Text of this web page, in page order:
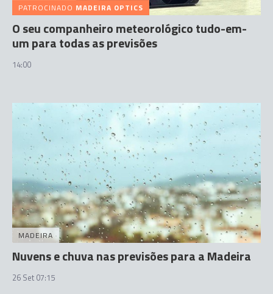
PATROCINADO MADEIRA OPTICS
O seu companheiro meteorológico tudo-em-
um para todas as previsões
14:00
MADEIRA
Nuvens e chuva nas previsões para a Madeira
26 Set 07:15